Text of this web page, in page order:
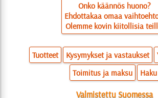
Onko käännös huono?
Ehdottakaa omaa
Olemme kovin kiitollisia
Tuotteet Kysymykset ja vastaukset
Toimitus ja maksu
Haku
Valmistettu Suomessa